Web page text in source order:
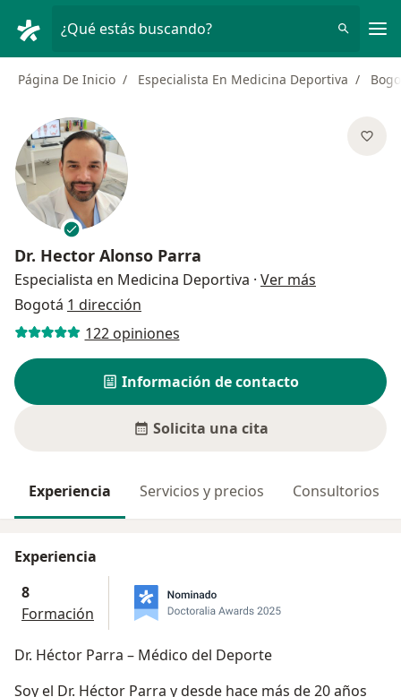
¿Qué estás buscando?
Página De Inicio Especialista En Medicina Deportiva
Dr. Hector Alonso Parra
Especialista en Medicina Deportiva · Ver más
Bogotá 1 dirección
122 opiniones
Información de contacto
Solicita una cita
Experiencia Servicios y precios Consultorios
Experiencia
8
Formación
Dr. Héctor Parra – Médico del Deporte
Soy el Dr. Héctor Parra y desde hace más de 20 años